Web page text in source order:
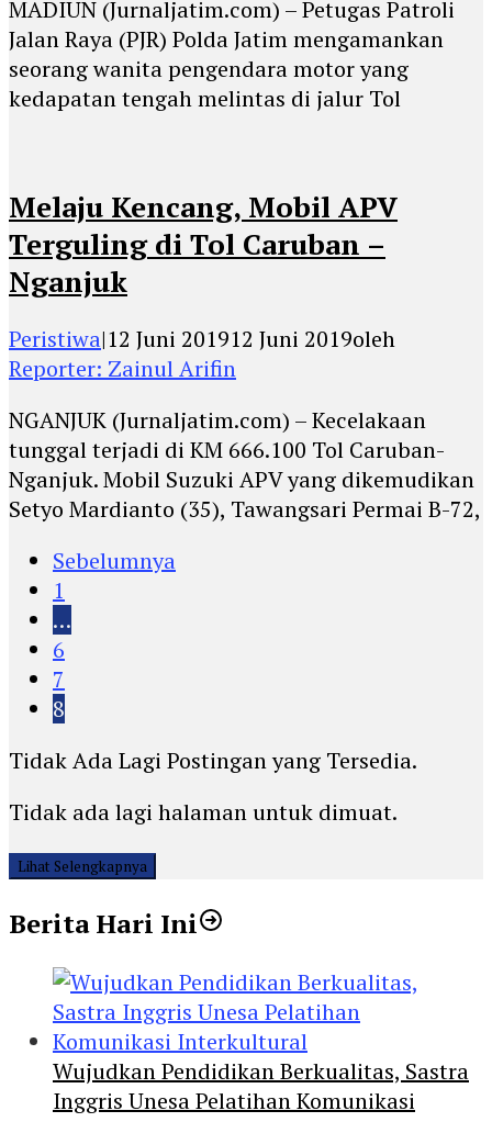
MADIUN (Jurnaljatim.com) – Petugas Patroli
Jalan Raya (PJR) Polda Jatim mengamankan
seorang wanita pengendara motor yang
kedapatan tengah melintas di jalur Tol
Melaju Kencang, Mobil APV
Terguling di Tol Caruban –
Nganjuk
Peristiwa|12 Juni 201912 Juni 2019oleh
Reporter: Zainul Arifin
NGANJUK (Jurnaljatim.com) – Kecelakaan
tunggal terjadi di KM 666.100 Tol Caruban-
Nganjuk. Mobil Suzuki APV yang dikemudikan
Setyo Mardianto (35), Tawangsari Permai B-72,
Sebelumnya
1
…
6
7
8
Tidak Ada Lagi Postingan yang Tersedia.
Tidak ada lagi halaman untuk dimuat.
Lihat Selengkapnya
Berita Hari Ini
Wujudkan Pendidikan Berkualitas, Sastra
Inggris Unesa Pelatihan Komunikasi